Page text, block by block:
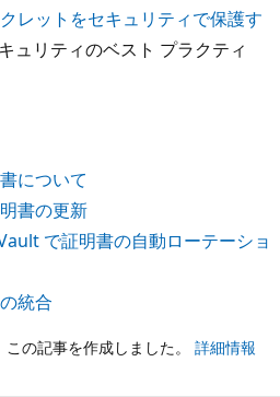
レットをセキュリティで保護す
ュリティのベスト プラクティ
について
書の更新
で証明書の自動ローテーショ
統合
の記事を作成しました。 詳細情報